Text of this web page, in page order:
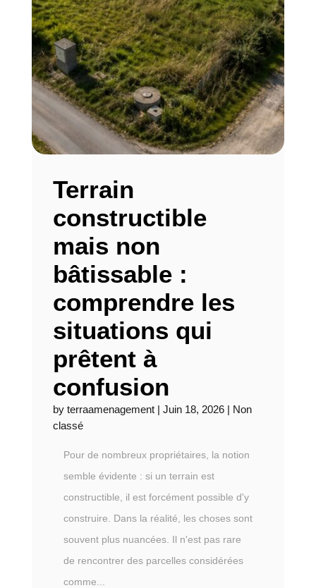
Terrain
constructible
mais non
bâtissable :
comprendre les
situations qui
prêtent à
confusion
by terraamenagement| Juin 18, 2026| Non
classé
Pour de nombreux propriétaires, la notion
semble évidente : si un terrain est
constructible, il est forcément possible d'y
construire. Dans la réalité, les choses sont
souvent plus nuancées. Il n'est pas rare
de rencontrer des parcelles considérées
comme...